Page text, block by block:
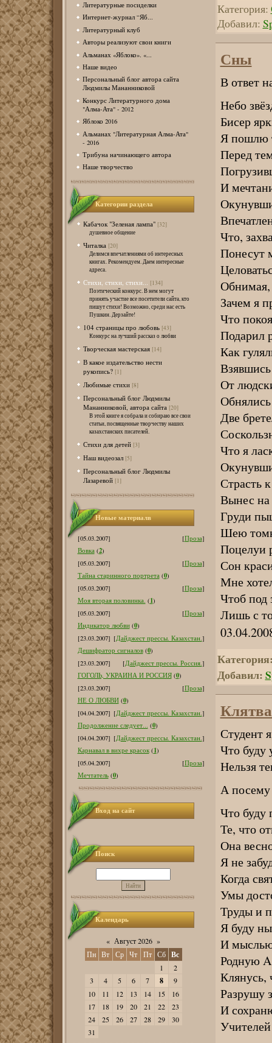
Литературные посиделки
Интернет-журнал “Яб...
Литературный клуб
Авторы реализуют свои книги
Альманах «Яблоко». «...
Наше видео
Персональный блог автора сайта
Людмилы Мананниковой
Конкурс Литературного дома
"Алма-Ата" - 2012
Яблоко 2016
Альманах "Литературная Алма-Ата"
- 2016
Трибуна начинающего автора
Наше творчество
Категории раздела
Кабачок "Зеленая лампа" [32]
душевное общение
Читалка [20]
Делимся впечатлениями об интересных
книгах. Рекомендуем. Даем интересные
адреса.
Стихи, стихи, стихи... [134]
Поэтический конкурс. В нем могут
принять участие все посетители сайта, кто
пишут стихи! Возможно, среди нас есть
Пушкин. Дерзайте!
104 страницы про любовь [43]
Конкурс на лучший рассказ о любви
Творческая мастерская [14]
В какое издательство нести
рукопись? [1]
Любимые стихи [8]
Персональный блог Людмилы
Мананниковой, автора сайта [20]
В этой книге я собрала и собираю все свои
статьи, посвященные творчеству наших
казахстанских писателей.
Стихи для детей [3]
Наш видеозал [5]
Персональный блог Людмилы
Лазаревой [1]
Новые материалв
[05.03.2007] [Проза]
Вовка (2)
[05.03.2007]
[Проза]
Тайна старинного портрета (0)
[05.03.2007]
[Проза]
Моя вторая половинка. (1)
[05.03.2007]
[Проза]
Индикатор любви (0)
[23.03.2007] [Дайджест прессы. Казахстан.]
Дешифратор сигналов (0)
[23.03.2007]
[Дайджест прессы. Россия.]
ГОГОЛЬ, УКРАИНА И РОССИЯ (0)
[23.03.2007]
[Проза]
НЕ О ЛЮБВИ (0)
[04.04.2007] [Дайджест прессы. Казахстан.]
Продолжение следует... (0)
[04.04.2007] [Дайджест прессы. Казахстан.]
Карнавал в вихре красок (1)
[05.04.2007]
[Проза]
Мечтатель (0)
Вход на сайт
Поиск
Календарь
« Август 2026 »
Пн Вт Ср Чт Пт Сб Вс
1
2
3
4 5 6 7 8
9
10
11 12 13 14 15
16
17
18 19 20 21 22
23
24
25 26 27 28 29
30
31
Категория:
Добавил:
Сны
В ответ
Небо
Бисер
Я пошлю
Перед
И
Что,
Понесут
Обнимая,
Зачем я
Что
Подарил
Как
От
Две
Что я
Страсть
Вынес на
Груди
Шею
Поцелуи
Сон
Мне
Чтоб под
Лишь с
Добавил:
Студент
Что
Нельзя
А посему
Что буду
Те, что
Она
Я не
Когда
Умы
Труды и
Я буду
И
Родную
Клянусь,
Разрушу
И